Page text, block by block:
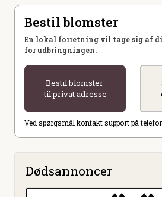
Bestil blomster
En lokal forretning vil tage sig af
for udbringningen.
Bestil blomster
til privat adresse
Ved spørgsmål kontakt support på
Dødsannoncer